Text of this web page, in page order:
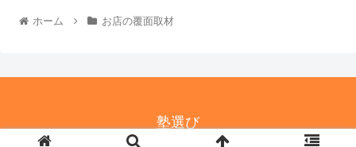
ホーム お店の覆面取材
塾選び